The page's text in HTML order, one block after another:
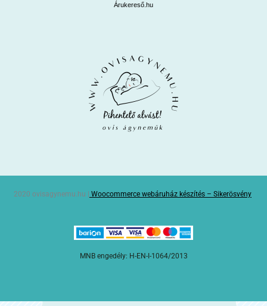
Árukereső.hu
2020 ovisagynemu.hu | Woocommerce webáruház készítés – Sikerösvény
MNB engedély: H-EN-I-1064/2013